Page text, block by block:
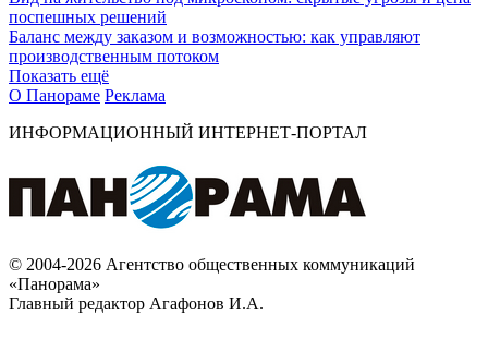
поспешных решений
Баланс между заказом и возможностью: как управляют
производственным потоком
Показать ещё
О Панораме Реклама
ИНФОРМАЦИОННЫЙ ИНТЕРНЕТ-ПОРТАЛ
© 2004-2026 Агентство общественных коммуникаций
«Панорама»
Главный редактор Агафонов И.А.